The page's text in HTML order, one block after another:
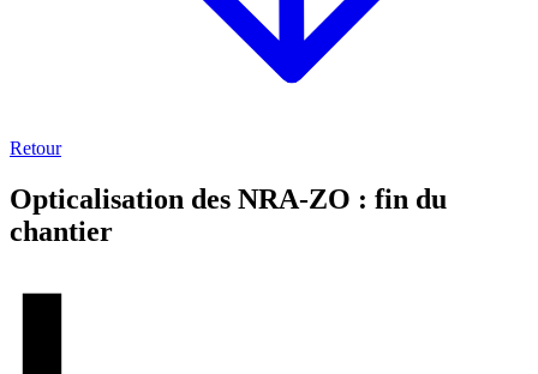
Retour
Opticalisation des NRA-ZO : fin du
chantier